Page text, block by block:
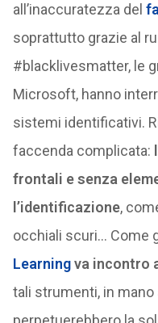
all’inaccuratezza del
soprattutto grazie al
#blacklivesmatter, le
Microsoft, hanno
sistemi identificativi.
faccenda complicata:
frontali e senza
l’identificazione,
occhiali scuri… Come
Learningva incontro
tali strumenti, in